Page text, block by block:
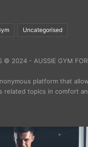
Uncategorised
© 2024 - AUSSIE GYM
platform that
related topics in comfort